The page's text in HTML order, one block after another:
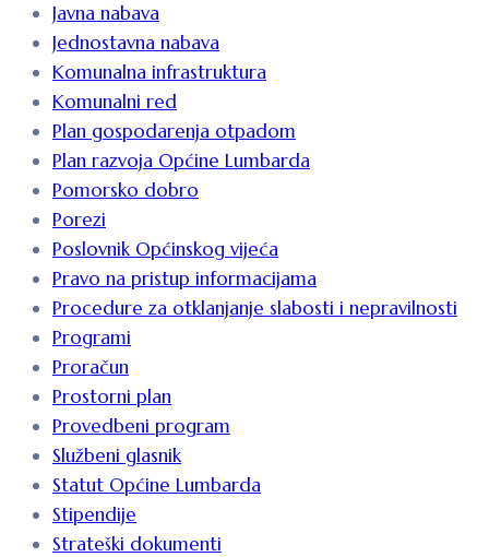
Javna nabava
Jednostavna nabava
Komunalna infrastruktura
Komunalni red
Plan gospodarenja otpadom
Plan razvoja Općine Lumbarda
Pomorsko dobro
Porezi
Poslovnik Općinskog vijeća
Pravo na pristup informacijama
Procedure za otklanjanje slabosti i nepravilnosti
Programi
Proračun
Prostorni plan
Provedbeni program
Službeni glasnik
Statut Općine Lumbarda
Stipendije
Strateški dokumenti